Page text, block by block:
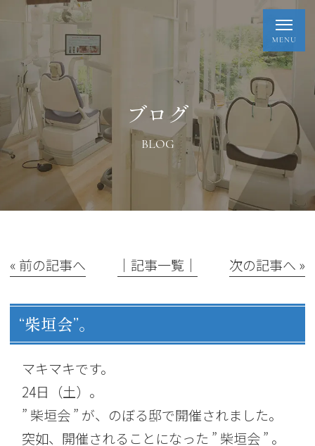
ブログ
BLOG
« 前の記事へ │記事一覧│ 次の記事へ »
“柴垣会”。
マキマキです。
24日（土）。
” 柴垣会 ” が、のぼる邸で開催されました。
突如、開催されることになった ” 柴垣会 ” 。